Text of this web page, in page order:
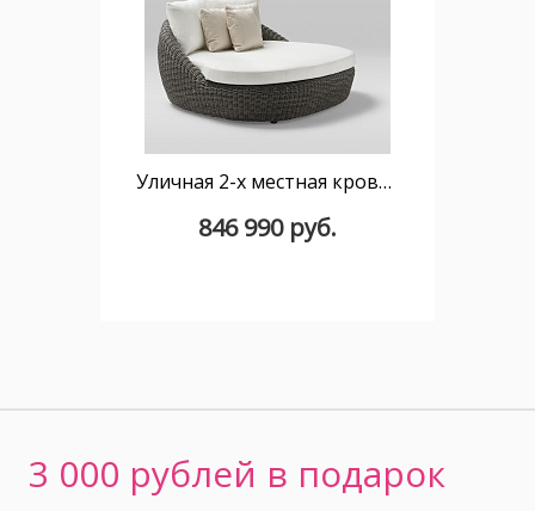
Уличная 2-х местная кровать Heritage
846 990 руб.
3 000 рублей в подарок